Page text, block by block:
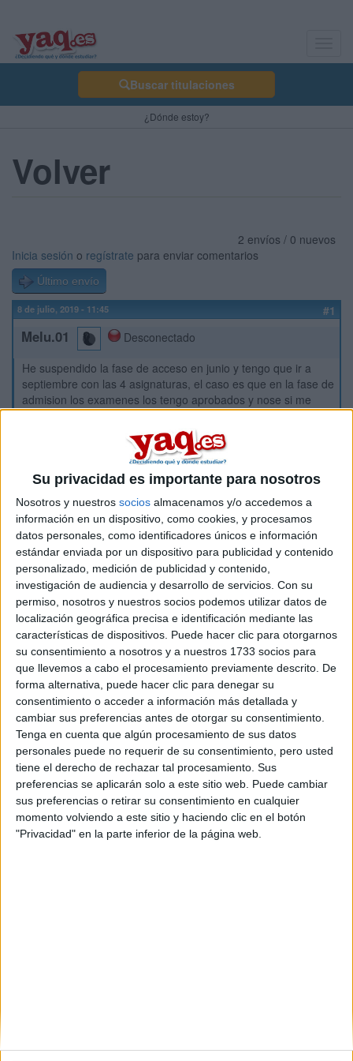
Su privacidad es importante para nosotros
Nosotros y nuestros socios almacenamos y/o accedemos a
información en un dispositivo, como cookies, y procesamos
datos personales, como identificadores únicos e información
estándar enviada por un dispositivo para publicidad y contenido
personalizado, medición de publicidad y contenido,
investigación de audiencia y desarrollo de servicios. Con su
permiso, nosotros y nuestros socios podemos utilizar datos de
localización geográfica precisa e identificación mediante las
características de dispositivos. Puede hacer clic para otorgarnos
su consentimiento a nosotros y a nuestros 1733 socios para
que llevemos a cabo el procesamiento previamente descrito. De
forma alternativa, puede hacer clic para denegar su
consentimiento o acceder a información más detallada y
cambiar sus preferencias antes de otorgar su consentimiento.
Tenga en cuenta que algún procesamiento de sus datos
personales puede no requerir de su consentimiento, pero usted
tiene el derecho de rechazar tal procesamiento. Sus
preferencias se aplicarán solo a este sitio web. Puede cambiar
sus preferencias o retirar su consentimiento en cualquier
momento volviendo a este sitio y haciendo clic en el botón
"Privacidad" en la parte inferior de la página web.
Buscar titulaciones
¿Dónde estoy?
Volver
2 envíos / 0 nuevos
Inicia sesión o regístrate para enviar comentarios
Último envío
8 de julio, 2019 - 11:45 #1
Melu.01
Desconectado
He suspendido la fase de acceso en junio y tengo que ir a
septiembre con las 4 asignaturas, el caso es que en la fase de
admision los examenes los tengo aprobados y nose si me
tengo que volver a presentar a estos en septiembre, o la nota
de la fase de admision se queda guardada para calcular la
Inicio
Etiquetas: Selectividad